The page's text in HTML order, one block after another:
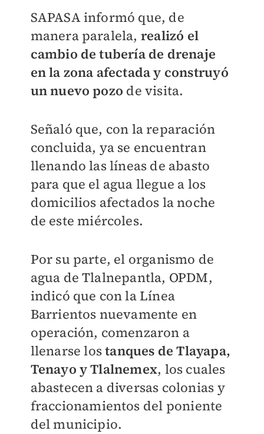
SAPASA informó que, de
manera paralela, realizó el
cambio de tubería de drenaje
en la zona afectada y construyó
un nuevo pozo de visita.
Señaló que, con la reparación
concluida, ya se encuentran
llenando las líneas de abasto
para que el agua llegue a los
domicilios afectados la noche
de este miércoles.
Por su parte, el organismo de
agua de Tlalnepantla, OPDM,
indicó que con la Línea
Barrientos nuevamente en
operación, comenzaron a
llenarse lostanques de Tlayapa,
Tenayo y Tlalnemex, los cuales
abastecen a diversas colonias y
fraccionamientos del poniente
del municipio.